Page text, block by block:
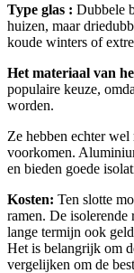
Type glas : Dubbele
huizen, maar
koude winters of
Het materiaal van
populaire keuze,
worden.
Ze hebben echter
voorkomen.
en bieden goede
Kosten: Ten slotte
ramen. De isolerende
lange termijn ook
Het is belangrijk om
vergelijken om de